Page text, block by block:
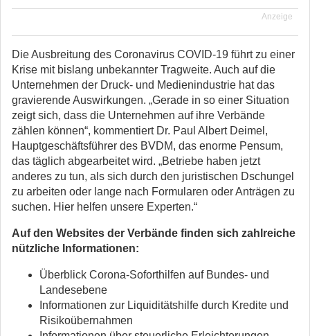
Anzeige
Die Ausbreitung des Coronavirus COVID-19 führt zu einer
Krise mit bislang unbekannter Tragweite. Auch auf die
Unternehmen der Druck- und Medienindustrie hat das
gravierende Auswirkungen. „Gerade in so einer Situation
zeigt sich, dass die Unternehmen auf ihre Verbände
zählen können“, kommentiert Dr. Paul Albert Deimel,
Hauptgeschäftsführer des BVDM, das enorme Pensum,
das täglich abgearbeitet wird. „Betriebe haben jetzt
anderes zu tun, als sich durch den juristischen Dschungel
zu arbeiten oder lange nach Formularen oder Anträgen zu
suchen. Hier helfen unsere Experten.“
Auf den Websites der Verbände finden sich zahlreiche
nützliche Informationen:
Überblick Corona-Soforthilfen auf Bundes- und
Landesebene
Informationen zur Liquiditätshilfe durch Kredite und
Risikoübernahmen